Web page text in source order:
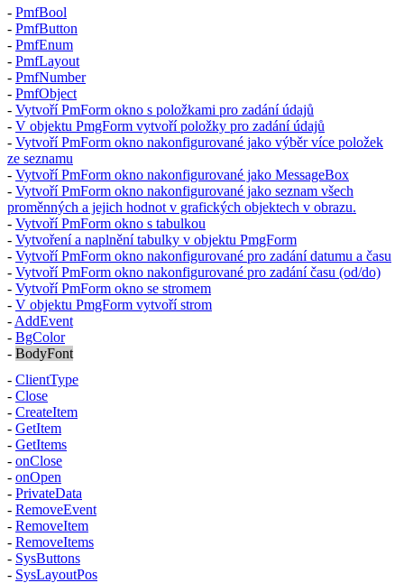
- PmfBool
- PmfButton
- PmfEnum
- PmfLayout
- PmfNumber
- PmfObject
- VytvoříPmForm okno s položkami pro zadání údajů
- V objektu PmgForm vytvoří položky pro zadání údajů
- VytvoříPmForm okno nakonfigurované jako výběr více položek
ze seznamu
- VytvoříPmForm okno nakonfigurované jako MessageBox
- VytvoříPmForm okno nakonfigurované jako seznam všech
proměnných a jejich hodnot v grafických objektech v obrazu.
- VytvoříPmForm okno s tabulkou
- Vytvoření a naplnění tabulky v objektu PmgForm
- VytvoříPmForm okno nakonfigurované pro zadání datumu a času
- VytvoříPmForm okno nakonfigurované pro zadání času (od/do)
- VytvoříPmForm okno se stromem
- V objektu PmgForm vytvoří strom
- AddEvent
- BgColor
- BodyFont
- ClientType
- Close
- CreateItem
- GetItem
- GetItems
- onClose
- onOpen
- PrivateData
- RemoveEvent
- RemoveItem
- RemoveItems
- SysButtons
- SysLayoutPos